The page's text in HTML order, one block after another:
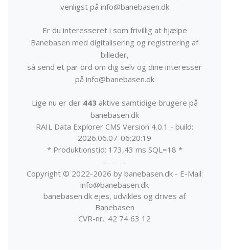
venligst på info@banebasen.dk
Er du interesseret i som frivillig at hjælpe
Banebasen med digitalisering og registrering af
billeder,
så send et par ord om dig selv og dine interesser
på info@banebasen.dk
Lige nu er der 443aktive samtidige brugere på
banebasen.dk
RAIL Data Explorer CMS Version 4.0.1 - build:
2026.06.07-06:20:19
* Produktionstid: 173,43 ms SQL=18 *
-------
Copyright © 2022-2026 by banebasen.dk - E-Mail:
info@banebasen.dk
banebasen.dk ejes, udvikles og drives af
Banebasen
CVR-nr.: 42 74 63 12